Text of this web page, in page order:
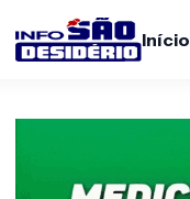
Início